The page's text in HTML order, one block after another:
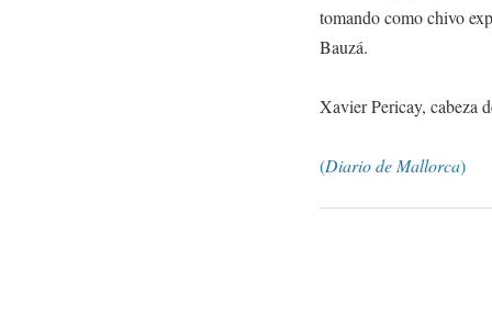
tomando como chivo
Bauzá.
Xavier Pericay, cabeza
(Diario de Mallorca)